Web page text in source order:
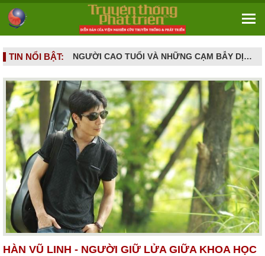
TIN NỔI BẬT:TOÀN CẢNH VĂN HÓA NGHỆ THUẬT THÁNG 5/2026: NHIỀU SỰ KIỆN TÔN VINH LỊCH SỬ, DI SẢN VÀ SÁNG TẠO ĐƯƠNG ĐẠI NGƯỜI CAO TUỔI VÀ NHỮNG CẠM BẪY DỊCH VỤ HIỆN ĐẠI - Khi khát vọng sống vui ở tuổi già bị dẫn dụ vào mê cung hợp đồng kỳ nghỉ
HÀN VŨ LINH - NGƯỜI GIỮ LỬA GIỮA KHOA HỌC